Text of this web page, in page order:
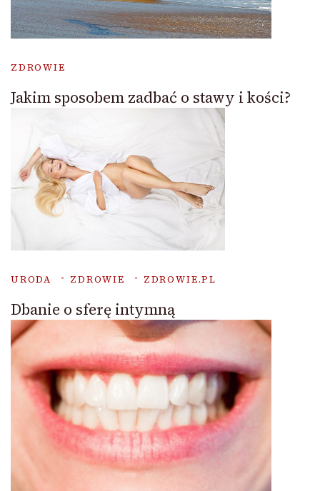
ZDROWIE
Jakim sposobem zadbać o stawy i kości?
URODA ZDROWIE ZDROWIE.PL
Dbanie o sferę intymną